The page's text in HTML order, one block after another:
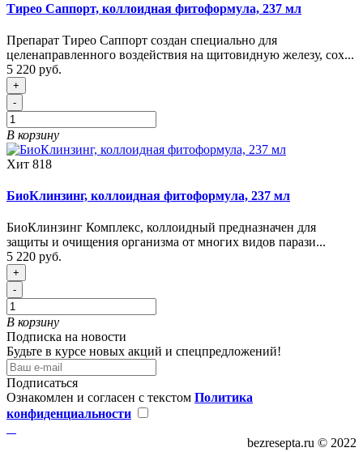
Тирео Саппорт, коллоидная фитоформула, 237 мл
Препарат Тирео Саппорт создан специально для
целенаправленного воздействия на щитовидную железу, сох...
5 220 руб.
+
-
В корзину
Хит 818
БиоКлинзинг, коллоидная фитоформула, 237 мл
БиоКлинзинг Комплекс, коллоидный предназначен для
защиты и очищения организма от многих видов парази...
5 220 руб.
+
-
В корзину
Подписка на новости
Будьте в курсе новых акций и спецпредложений!
Подписаться
Ознакомлен и согласен с текстом Политика
конфиденциальности
bezresepta.ru © 2022